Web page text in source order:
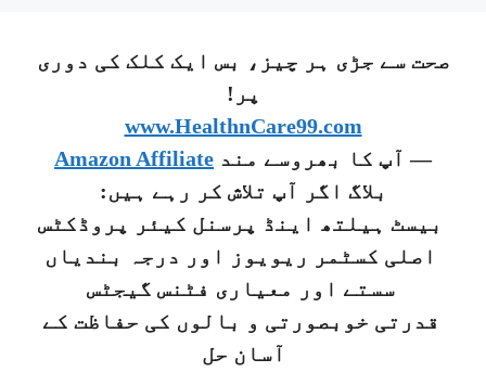
صحت سے جڑی ہر چیز، بس ایک کلک کی دوری
پر!
www.HealthnCare99.com
— آپ کا بھروسے مند Amazon Affiliate
بلاگ اگر آپ تلاش کر رہے ہیں:
بیسٹ ہیلتھ اینڈ پرسنل کیئر پروڈکٹس
اصلی کسٹمر ریویوز اور درجہ بندیاں
سستے اور معیاری فٹنس گیجٹس
قدرتی خوبصورتی و بالوں کی حفاظت کے
آسان حل